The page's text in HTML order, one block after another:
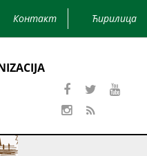
Контакт Ћирилица